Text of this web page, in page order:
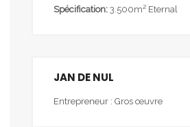
Spécification: 3.500m² Eternal
JAN DE NUL
Entrepreneur : Gros œuvre